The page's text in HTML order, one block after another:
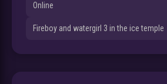
Online
Fireboy and watergirl 3 in the ice temple